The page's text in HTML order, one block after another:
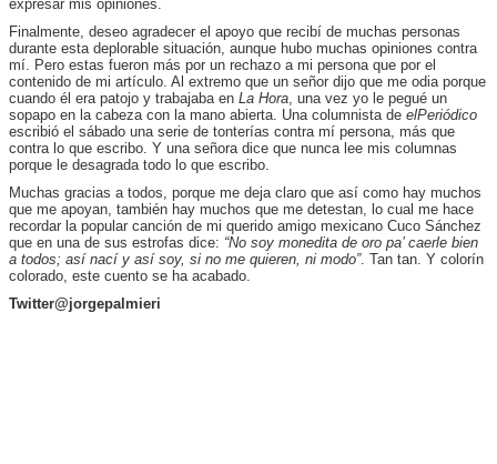
expresar mis opiniones.
Finalmente, deseo agradecer el apoyo que recibí de muchas personas
durante esta deplorable situación, aunque hubo muchas opiniones contra
mí. Pero estas fueron más por un rechazo a mi persona que por el
contenido de mi artículo. Al extremo que un señor dijo que me odia porque
cuando él era patojo y trabajaba en La Hora, una vez yo le pegué un
sopapo en la cabeza con la mano abierta. Una columnista de elPeriódico
escribió el sábado una serie de tonterías contra mí persona, más que
contra lo que escribo. Y una señora dice que nunca lee mis columnas
porque le desagrada todo lo que escribo.
Muchas gracias a todos, porque me deja claro que así como hay muchos
que me apoyan, también hay muchos que me detestan, lo cual me hace
recordar la popular canción de mi querido amigo mexicano Cuco Sánchez
que en una de sus estrofas dice: “No soy monedita de oro pa’ caerle bien
a todos; así nací y así soy, si no me quieren, ni modo”. Tan tan. Y colorín
colorado, este cuento se ha acabado.
Twitter@jorgepalmieri